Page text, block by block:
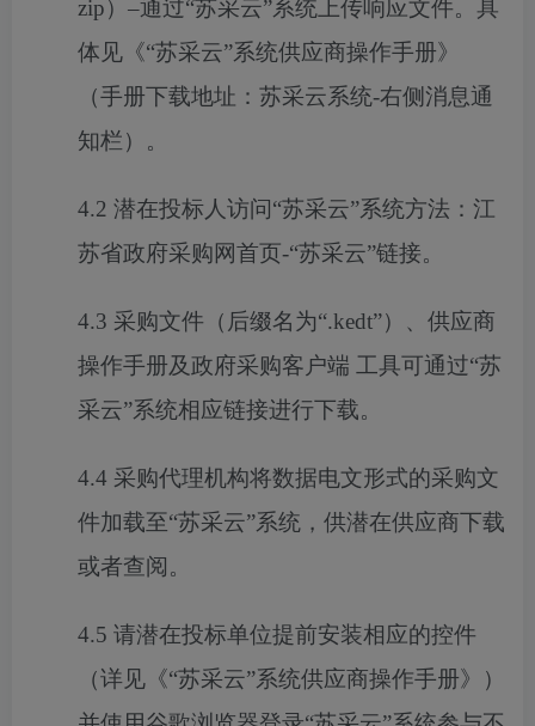
zip）–通过“苏采云”系统上传响应文件。具
体见《“苏采云”系统供应商操作手册》
（手册下载地址：苏采云系统-右侧消息通
知栏）。
4.2 潜在投标人访问“苏采云”系统方法：江
苏省政府采购网首页-“苏采云”链接。
4.3 采购文件（后缀名为“.kedt”）、供应商
操作手册及政府采购客户端 工具可通过“苏
采云”系统相应链接进行下载。
4.4 采购代理机构将数据电文形式的采购文
件加载至“苏采云”系统，供潜在供应商下载
或者查阅。
4.5 请潜在投标单位提前安装相应的控件
（详见《“苏采云”系统供应商操作手册》）